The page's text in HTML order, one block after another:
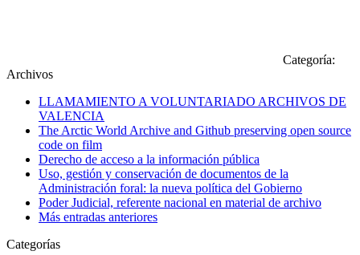
Categoría:
Archivos
LLAMAMIENTO A VOLUNTARIADO ARCHIVOS DE
VALENCIA
The Arctic World Archive and Github preserving open source
code on film
Derecho de acceso a la información pública
Uso, gestión y conservación de documentos de la
Administración foral: la nueva política del Gobierno
Poder Judicial, referente nacional en material de archivo
Más entradas anteriores
Categorías